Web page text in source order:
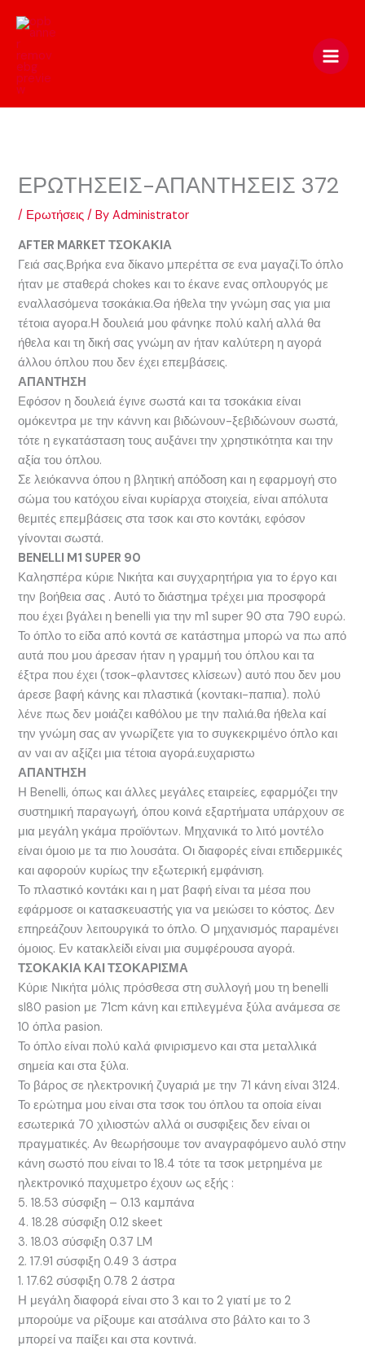
content
ΕΡΩΤΗΣΕΙΣ-ΑΠΑΝΤΗΣΕΙΣ 372
/ Ερωτήσεις / ByAdministrator
AFTER MARKET ΤΣΟΚΑΚΙΑ
Γειά σας.Βρήκα ενα δίκανο μπερέττα σε ενα μαγαζί.Το όπλο
ήταν με σταθερά chokes και το έκανε ενας οπλουργός με
εναλλασόμενα τσοκάκια.Θα ήθελα την γνώμη σας για μια
τέτοια αγορα.Η δουλειά μου φάνηκε πολύ καλή αλλά θα
ήθελα και τη δική σας γνώμη αν ήταν καλύτερη η αγορά
άλλου όπλου που δεν έχει επεμβάσεις.
ΑΠΑΝΤΗΣΗ
Εφόσον η δουλειά έγινε σωστά και τα τσοκάκια είναι
ομόκεντρα με την κάννη και βιδώνουν-ξεβιδώνουν σωστά,
τότε η εγκατάσταση τους αυξάνει την χρηστικότητα και την
αξία του όπλου.
Σε λειόκαννα όπου η βλητική απόδοση και η εφαρμογή στο
σώμα του κατόχου είναι κυρίαρχα στοιχεία, είναι απόλυτα
θεμιτές επεμβάσεις στα τσοκ και στο κοντάκι, εφόσον
γίνονται σωστά.
BENELLI M1 SUPER 90
Καλησπέρα κύριε Νικήτα και συγχαρητήρια για το έργο και
την βοήθεια σας . Αυτό το διάστημα τρέχει μια προσφορά
που έχει βγάλει η benelli για την m1 super 90 στα 790 ευρώ.
Το όπλο το είδα από κοντά σε κατάστημα μπορώ να πω από
αυτά που μου άρεσαν ήταν η γραμμή του όπλου και τα
έξτρα που έχει (τσοκ-φλαντσες κλίσεων) αυτό που δεν μου
άρεσε βαφή κάνης και πλαστικά (κοντακι-παπια). πολύ
λένε πως δεν μοιάζει καθόλου με την παλιά.θα ήθελα καί
την γνώμη σας αν γνωρίζετε για το συγκεκριμένο όπλο και
αν ναι αν αξίζει μια τέτοια αγορά.ευχαριστω
ΑΠΑΝΤΗΣΗ
Η Benelli, όπως και άλλες μεγάλες εταιρείες, εφαρμόζει την
συστημική παραγωγή, όπου κοινά εξαρτήματα υπάρχουν σε
μια μεγάλη γκάμα προϊόντων. Μηχανικά το λιτό μοντέλο
είναι όμοιο με τα πιο λουσάτα. Οι διαφορές είναι επιδερμικές
και αφορούν κυρίως την εξωτερική εμφάνιση.
Το πλαστικό κοντάκι και η ματ βαφή είναι τα μέσα που
εφάρμοσε οι κατασκευαστής για να μειώσει το κόστος. Δεν
επηρεάζουν λειτουργικά το όπλο. Ο μηχανισμός παραμένει
όμοιος. Εν κατακλείδι είναι μια συμφέρουσα αγορά.
ΤΣΟΚΑΚΙΑ ΚΑΙ ΤΣΟΚΑΡΙΣΜΑ
Κύριε Νικήτα μόλις πρόσθεσα στη συλλογή μου τη benelli
sl80 pasion με 71cm κάνη και επιλεγμένα ξύλα ανάμεσα σε
10 όπλα pasion.
Το όπλο είναι πολύ καλά φινιρισμενο και στα μεταλλικά
σημεία και στα ξύλα.
Το βάρος σε ηλεκτρονική ζυγαριά με την 71 κάνη είναι 3124.
Το ερώτημα μου είναι στα τσοκ του όπλου τα οποία είναι
εσωτερικά 70 χιλιοστών αλλά οι συσφιξεις δεν είναι οι
πραγματικές. Αν θεωρήσουμε τον αναγραφόμενο αυλό στην
κάνη σωστό που είναι το 18.4 τότε τα τσοκ μετρημένα με
ηλεκτρονικό παχυμετρο έχουν ως εξής :
5. 18.53 σύσφιξη – 0.13 καμπάνα
4. 18.28 σύσφιξη 0.12 skeet
3. 18.03 σύσφιξη 0.37 LM
2. 17.91 σύσφιξη 0.49 3 άστρα
1. 17.62 σύσφιξη 0.78 2 άστρα
Η μεγάλη διαφορά είναι στο 3 και το 2 γιατί με το 2
μπορούμε να ρίξουμε και ατσάλινα στο βάλτο και το 3
μπορεί να παίξει και στα κοντινά.